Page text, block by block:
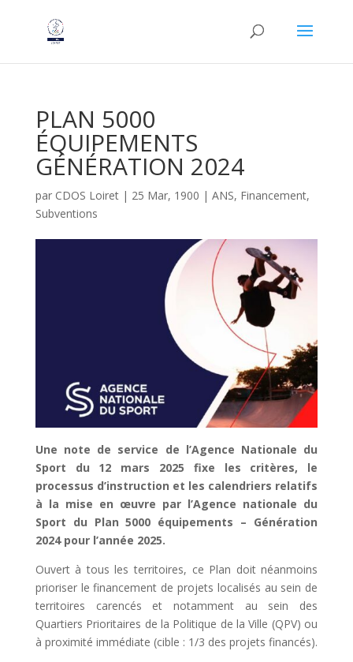
PLAN 5000
ÉQUIPEMENTS
GÉNÉRATION 2024
par CDOS Loiret| 25 Mar, 1900 | ANS, Financement,
Subventions
Une note de service de l’Agence Nationale du
Sport du 12 mars 2025 fixe les critères, le
processus d’instruction et les calendriers relatifs
à la mise en œuvre par l’Agence nationale du
Sport du Plan 5000 équipements – Génération
2024 pour l’année 2025.
Ouvert à tous les territoires, ce Plan doit néanmoins
prioriser le financement de projets localisés au sein de
territoires carencés et notamment au sein des
Quartiers Prioritaires de la Politique de la Ville (QPV) ou
à proximité immédiate (cible : 1/3 des projets financés).